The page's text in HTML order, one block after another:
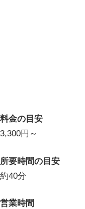
料金の目安
3,300円～
所要時間の目安
約40分
営業時間